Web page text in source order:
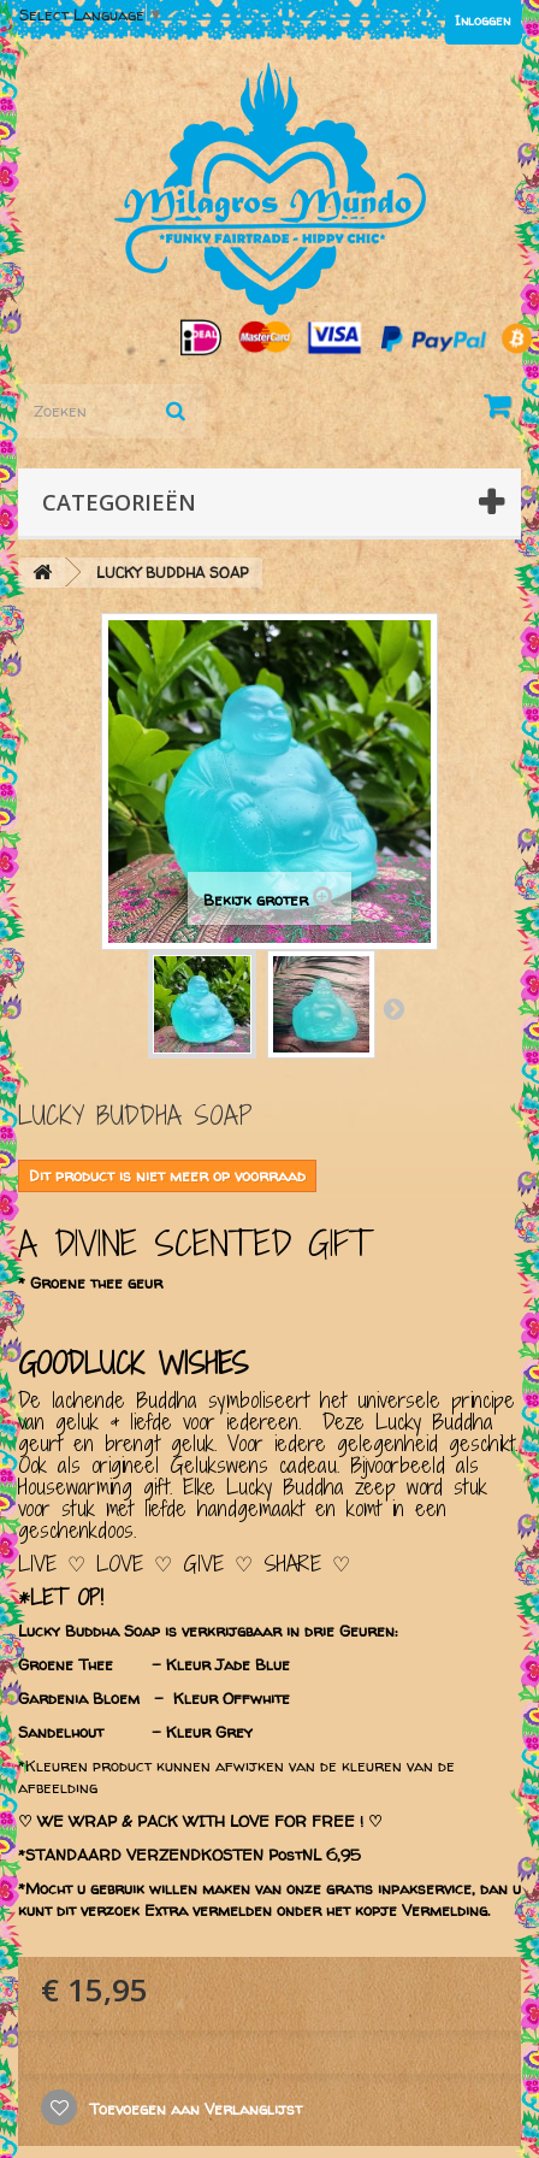
Inloggen
Select Language ▼
CATEGORIEËN
LUCKY BUDDHA SOAP
Bekijk groter
LUCKY BUDDHA SOAP
Dit product is niet meer op voorraad
A DIVINE SCENTED GIFT
* Groene thee geur
GOODLUCK WISHES
De lachende Buddha symboliseert het universele principe
van geluk & liefde voor iedereen. Deze Lucky Buddha
geurt en brengt geluk. Voor iedere gelegenheid geschikt.
Ook als origineel Gelukswens cadeau. Bijvoorbeeld als
Housewarming gift. Elke Lucky Buddha zeep word stuk
voor stuk met liefde handgemaakt en komt in een
geschenkdoos.
LIVE ♡ LOVE ♡ GIVE ♡ SHARE ♡
*LET OP!
Lucky Buddha Soap is verkrijgbaar in drie Geuren:
Groene Thee - Kleur Jade Blue
Gardenia Bloem - Kleur Offwhite
Sandelhout - Kleur Grey
*Kleuren product kunnen afwijken van de kleuren van de
afbeelding
♡ WE WRAP & PACK WITH LOVE FOR FREE ! ♡
*STANDAARD VERZENDKOSTEN PostNL 6,95
*Mocht u gebruik willen maken van onze gratis inpakservice, dan u
kunt dit verzoek Extra vermelden onder het kopje Vermelding.
€ 15,95
Toevoegen aan Verlanglijst